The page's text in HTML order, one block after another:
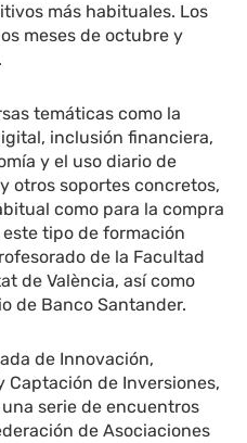
más habituales. Los
meses de octubre y
temáticas como la
inclusión financiera,
y el uso diario de
otros soportes concretos,
como para la compra
tipo de formación
de la Facultad
de València, así como
de Banco Santander.
de Innovación,
Captación de Inversiones,
serie de encuentros
de Asociaciones